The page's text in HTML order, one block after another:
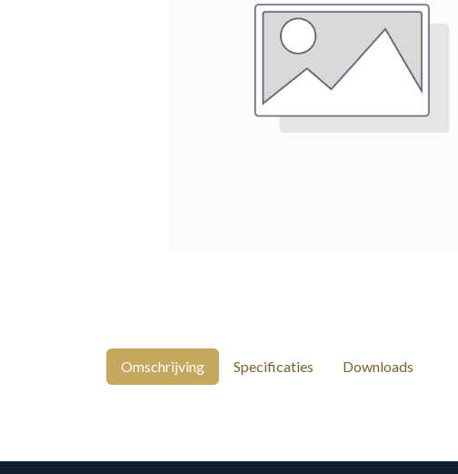
Omschrijving Specificaties Downloads